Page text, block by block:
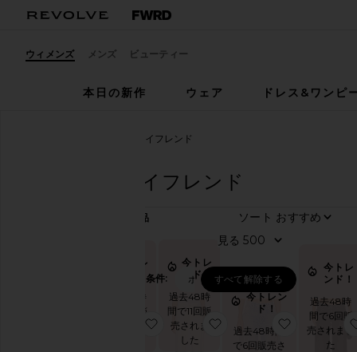
ウィメンズ メンズ ビューティー
本日の新作
ウェア ドレス&ワンピ
ボーイフレンド
ボーイフレンド
商品
ソート
絞り込み条件: ボーイフレンド
すべて解除する
今トレ
ンド！
過去48時
間で8回販
お気に入りJORDAN デニム
今トレ
ンド！
過去48時
間で11回販
売されま
した
お気に入りEASY DAD ボ
今トレン
ド！
過去48時間
で6回販売さ
お気に入
今トレ
ンド！
過去48時
間で6回販
売されまし
た